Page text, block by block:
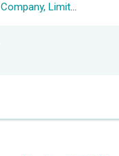
The Repulse Bay Company, Limited